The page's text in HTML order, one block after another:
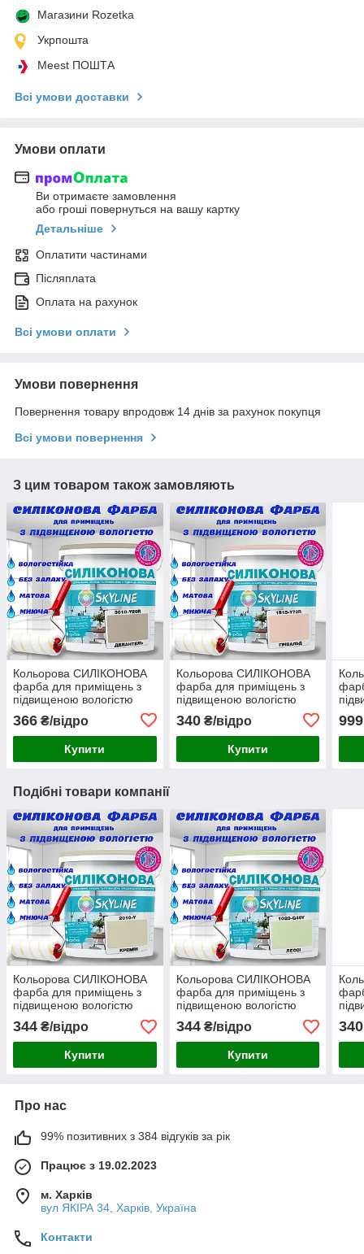
Магазини Rozetka
Укрпошта
Meest ПОШТА
Всі умови доставки
Умови оплати
Ви отримаєте замовлення
або гроші повернуться на вашу картку
Детальніше
Оплатити частинами
Післяплата
Оплата на рахунок
Всі умови оплати
Умови повернення
Повернення товару впродовж 14 днів за рахунок покупця
Всі умови повернення
З цим товаром також замовляють
Кольорова СИЛІКОНОВА
фарба для приміщень з
підвищеною вологістю
матова емаль SkyLine
Делантель 1 л
366 ₴/відро
Купити
Кольорова СИЛІКОНОВА
фарба для приміщень з
підвищеною вологістю
матова емаль SkyLine
Грівальд 1 л
340₴/відро
Купити
999
Подібні товари компанії
Кольорова СИЛІКОНОВА
фарба для приміщень з
підвищеною вологістю
миюча протигрибкова
матова емаль SkyLine
Кремін 1 л
344 ₴/відро
Купити
Кольорова СИЛІКОНОВА
фарба для приміщень з
підвищеною вологістю
миюча протигрибкова
матова емаль SkyLine
Лессі 1 л
344₴/відро
Купити
340
Про нас
99% позитивних з 384 відгуків за рік
Працює з 19.02.2023
м. Харків
вул ЯКІРА 34, Харків, Україна
Контакти